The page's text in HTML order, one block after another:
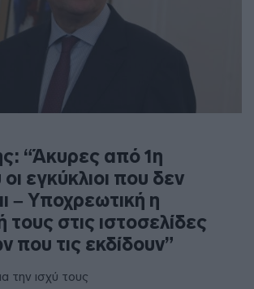
“Άκυρες από 1η
εγκύκλιοι που δεν
– Υποχρεωτική η
τους στις ιστοσελίδες
που τις εκδίδουν”
την ισχύ τους